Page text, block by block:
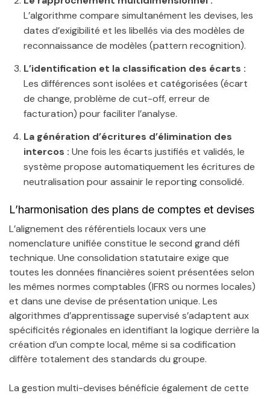
L’algorithme compare simultanément les devises, les
dates d’exigibilité et les libellés via des modèles de
reconnaissance de modèles (pattern recognition).
L’identification et la classification des écarts :
Les différences sont isolées et catégorisées (écart
de change, problème de cut-off, erreur de
facturation) pour faciliter l’analyse.
La génération d’écritures d’élimination des
intercos : Une fois les écarts justifiés et validés, le
système propose automatiquement les écritures de
neutralisation pour assainir le reporting consolidé.
L’harmonisation des plans de comptes et devises
L’alignement des référentiels locaux vers une
nomenclature unifiée constitue le second grand défi
technique. Une consolidation statutaire exige que
toutes les données financières soient présentées selon
les mêmes normes comptables (IFRS ou normes locales)
et dans une devise de présentation unique. Les
algorithmes d’apprentissage supervisé s’adaptent aux
spécificités régionales en identifiant la logique derrière la
création d’un compte local, même si sa codification
diffère totalement des standards du groupe.
La gestion multi-devises bénéficie également de cette